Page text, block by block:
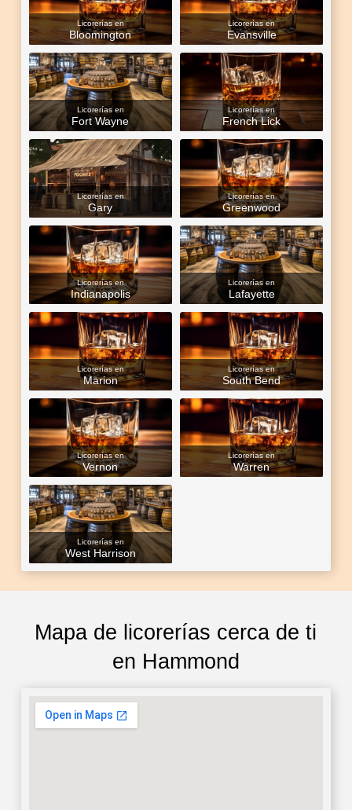
Licorerías en
Bloomington
Licorerías en
Evansville
Licorerías en
Fort Wayne
Licorerías en
French Lick
Licorerías en
Gary
Licorerías en
Greenwood
Licorerías en
Indianapolis
Licorerías en
Lafayette
Licorerías en
Marion
Licorerías en
South Bend
Licorerías en
Vernon
Licorerías en
Warren
Licorerías en
West Harrison
Mapa de licorerías cerca de ti
en Hammond